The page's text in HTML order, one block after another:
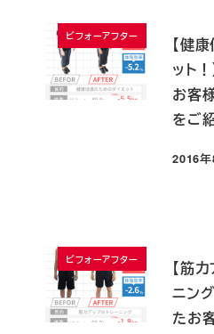
ビフォーアフター
【健
ット
お客
をご
投稿日
2016
ビフォーアフター
【筋
ニン
たお